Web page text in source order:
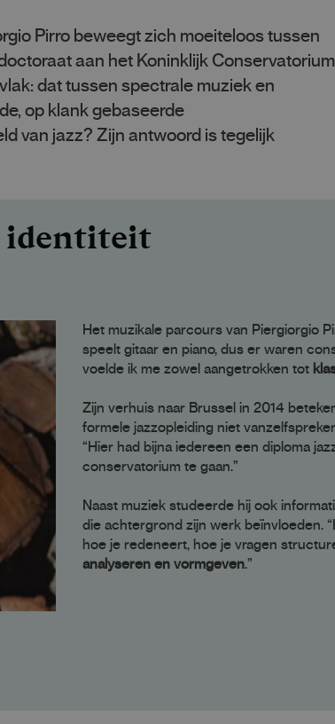
Pirro beweegt zich moeiteloos tussen
aan het Koninklijk Conservatorium
dat tussen spectrale muziek en
op klank gebaseerde
van jazz? Zijn antwoord is tegelijk
identiteit
Het muzikale parcours van Piergiorgio
speelt gitaar en piano, dus er waren
voelde ik me zowel aangetrokken tot
Zijn verhuis naar Brussel in 2014
formele jazzopleiding niet
“Hier had bijna iedereen een diploma
conservatorium te gaan.”
Naast muziek studeerde hij ook
die achtergrond zijn werk beïnvloeden.
hoe je redeneert, hoe je vragen
analyseren en vormgeven.”